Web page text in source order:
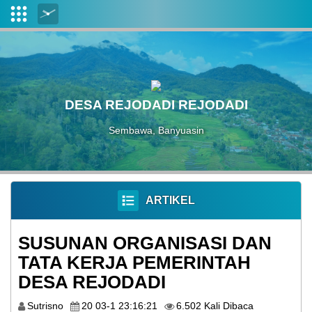
Admin
Layanan
Mandiri
SISTEM
INFORMASI
DESA
BELAKANG
DESA
LEMBAGA
MASYARAKAT
DESA REJODADI REJODADI
Sembawa, Banyuasin
ARTIKEL
SUSUNAN ORGANISASI DAN
TATA KERJA PEMERINTAH
DESA REJODADI
Sutrisno 20 03-1 23:16:21 6.502 Kali Dibaca